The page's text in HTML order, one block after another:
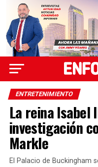
ENTRETENIMIENTO
La reina Isabel
investigación
Markle
El Palacio de Buckingham